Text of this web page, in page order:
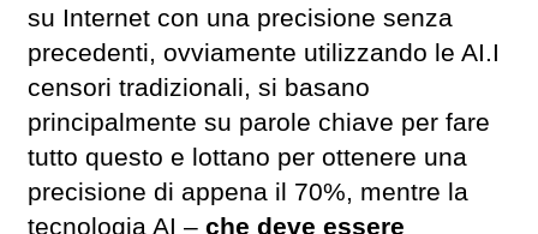
su Internet con una precisione senza
precedenti, ovviamente utilizzando le AI.I
censori tradizionali, si basano
principalmente su parole chiave per fare
tutto questo e lottano per ottenere una
precisione di appena il 70%, mentre la
tecnologia AI – che deve essere